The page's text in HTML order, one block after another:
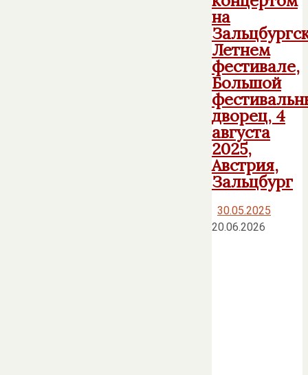
на
Летнем
фестивале,
Большой
дворец, 4
августа
2025,
Австрия,
Зальцбург
30.05.2025
20.06.2026